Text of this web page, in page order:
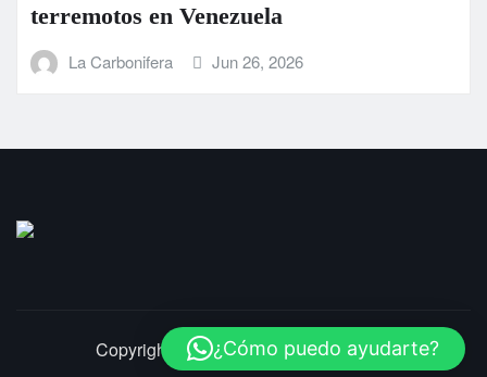
terremotos en Venezuela
La Carbonifera Jun 26, 2026
Copyright © 2025 | LaCarbonifera.com
¿Cómo puedo ayudarte?